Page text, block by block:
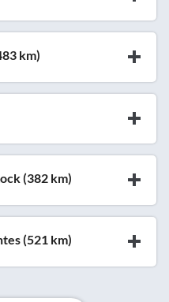
km)
(382 km)
(521 km)